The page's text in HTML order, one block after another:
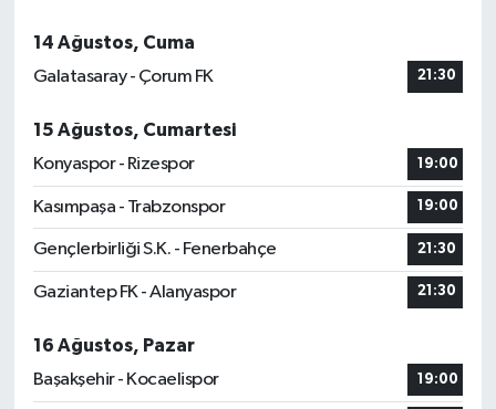
14 Ağustos, Cuma
Galatasaray - Çorum FK
21:30
15 Ağustos, Cumartesi
Konyaspor - Rizespor
19:00
Kasımpaşa - Trabzonspor 19:00
Gençlerbirliği S.K. - Fenerbahçe 21:30
Gaziantep FK - Alanyaspor 21:30
16 Ağustos, Pazar
Başakşehir - Kocaelispor
19:00